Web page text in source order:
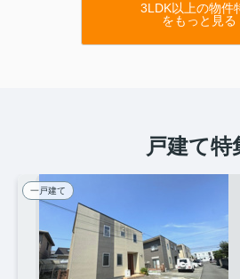
3LDK以上の物件
をもっと見る
戸建て特
一戸建て